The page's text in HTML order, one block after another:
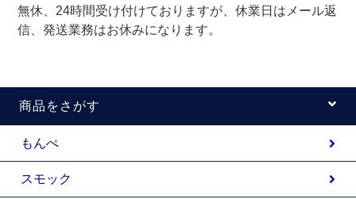
無休、24時間受け付けておりますが、休業日はメール返
信、発送業務はお休みになります。
商品をさがす
もんぺ
スモック